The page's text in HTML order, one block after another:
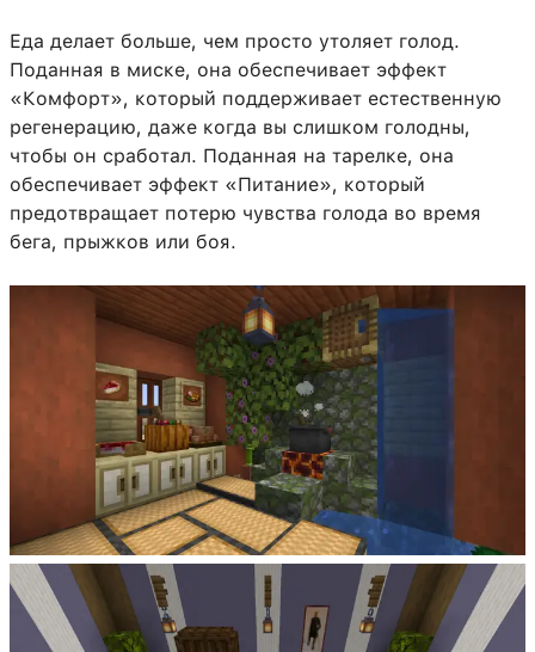
Еда делает больше, чем просто утоляет голод.
Поданная в миске, она обеспечивает эффект
«Комфорт», который поддерживает естественную
регенерацию, даже когда вы слишком голодны,
чтобы он сработал. Поданная на тарелке, она
обеспечивает эффект «Питание», который
предотвращает потерю чувства голода во время
бега, прыжков или боя.